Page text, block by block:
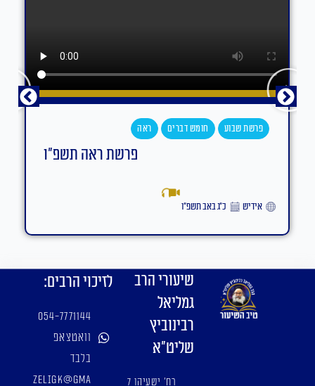
פרשת שבוע חומש דברים ראה
פרשת ראה תשפ"ו
אידיש כ״ג באב תשפ״ו
שיעורי הרב
גמליאל
רבינוביץ
שליט"א
רח' ישעיהו 7
לזיכוי הרבים:
054-7771144
וואטצאפ
בלבד
zeligk@gma